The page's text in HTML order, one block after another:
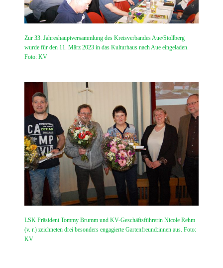
Zur 33. Jahreshauptversammlung des Kreisverbandes Aue/Stollberg
wurde für den 11. März 2023 in das Kulturhaus nach Aue eingeladen.
Foto: KV
LSK Präsident Tommy Brumm und KV-Geschäftsführerin Nicole Rehm
(v. r.) zeichneten drei besonders engagierte Gartenfreund:innen aus. Foto:
KV